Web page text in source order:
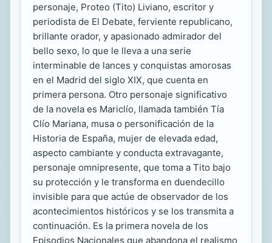
personaje, Proteo (Tito) Liviano, escritor y
periodista de El Debate, ferviente republicano,
brillante orador, y apasionado admirador del
bello sexo, lo que le lleva a una serie
interminable de lances y conquistas amorosas
en el Madrid del siglo XIX, que cuenta en
primera persona. Otro personaje significativo
de la novela es Mariclío, llamada también Tía
Clío Mariana, musa o personificación de la
Historia de España, mujer de elevada edad,
aspecto cambiante y conducta extravagante,
personaje omnipresente, que toma a Tito bajo
su protección y le transforma en duendecillo
invisible para que actúe de observador de los
acontecimientos históricos y se los transmita a
continuación. Es la primera novela de los
Episodios Nacionales que abandona el realismo